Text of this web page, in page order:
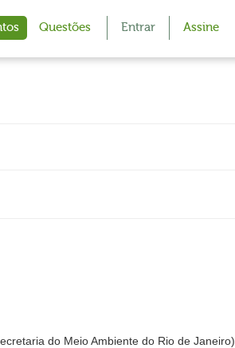
Questões Entrar Assine
do Meio Ambiente do Rio de Janeiro)